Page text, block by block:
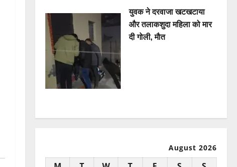
युवक ने दरवाजा खटखटाया
और तलाकशुदा महिला को मार
दी गोली, माैत
August 2026